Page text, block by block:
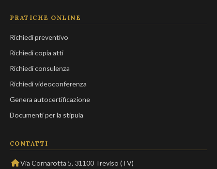
PRATICHE ONLINE
Richiedi preventivo
Richiedi copia atti
Richiedi consulenza
Richiedi videoconferenza
Genera autocertificazione
Documenti per la stipula
CONTATTI
Via Cornarotta 5, 31100 Treviso (TV)